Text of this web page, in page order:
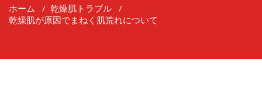
ホーム / 乾燥肌トラブル /
乾燥肌が原因でまねく肌荒れについて